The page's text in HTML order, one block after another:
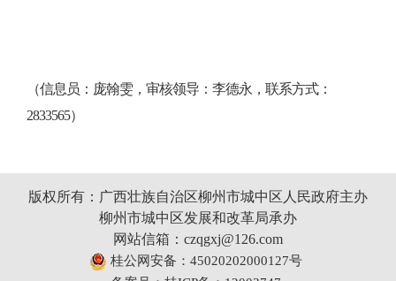
（信息员：庞翰雯，审核领导：李德永，联系方式：
2833565）
版权所有：广西壮族自治区柳州市城中区人民政府主办
柳州市城中区发展和改革局承办
网站信箱：czqgxj@126.com
桂公网安备：45020202000127号